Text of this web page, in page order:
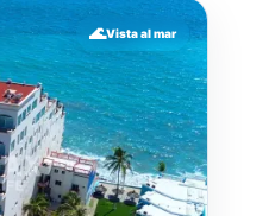
🌊Vista al mar